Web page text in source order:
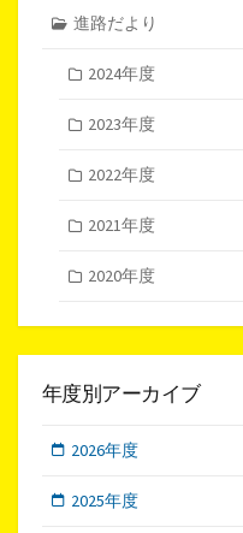
進路だより
2024年度
2023年度
2022年度
2021年度
2020年度
年度別アーカイブ
2026年度
2025年度